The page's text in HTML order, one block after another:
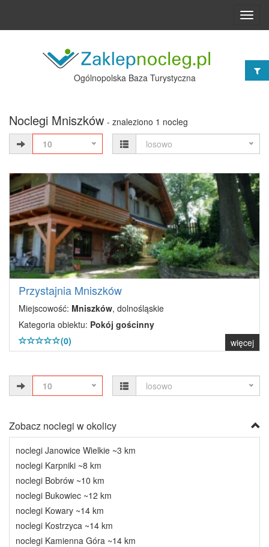
Ogólnopolska Baza Turystyczna
Noclegi Mniszków - znaleziono 1 nocleg
10
losowo
Przystajnia Mniszków
Miejscowość: Mniszków, dolnośląskie
Kategoria obiektu: Pokój gościnny
(0)
więcej
10 losowo
Zobacz noclegi w okolicy
noclegi Janowice Wielkie ~3 km
noclegi Karpniki ~8 km
noclegi Bobrów ~10 km
noclegi Bukowiec ~12 km
noclegi Kowary ~14 km
noclegi Kostrzyca ~14 km
noclegi Kamienna Góra ~14 km